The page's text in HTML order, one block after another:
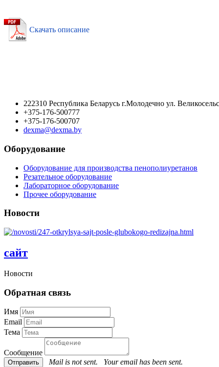
Скачать описание
222310 Республика Беларусь г.Молодечно ул.
+375-176-500777
+375-176-500707
dexma@dexma.by
Оборудование
Оборудование для производства пенополиуретанов
Резательное оборудование
Лабораторное оборудование
Прочее оборудование
Новости
сайт
Новости
Обратная связь
Имя
Email
Тема
Сообщение
Mail is not sent.
Your email has been sent.